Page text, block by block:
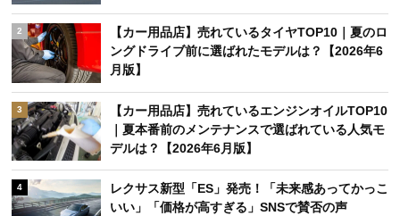
2
【カー用品店】売れているタイヤTOP10｜夏のロ
ングドライブ前に選ばれたモデルは？【2026年6
月版】
3
【カー用品店】売れているエンジンオイルTOP10
｜夏本番前のメンテナンスで選ばれている人気モ
デルは？【2026年6月版】
4
レクサス新型「ES」発売！「未来感あってかっこ
いい」「価格が高すぎる」SNSで賛否の声